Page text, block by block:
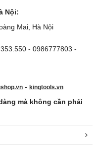
Nội:
Mai, Hà Nội
- 0986777803 -
- kingtools.vn
mà không cần phải